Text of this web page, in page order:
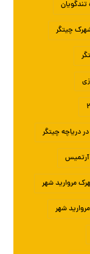
تندگویان
دریاچه چیتگر
آرتمیس
مروارید شهر
مروارید شهر